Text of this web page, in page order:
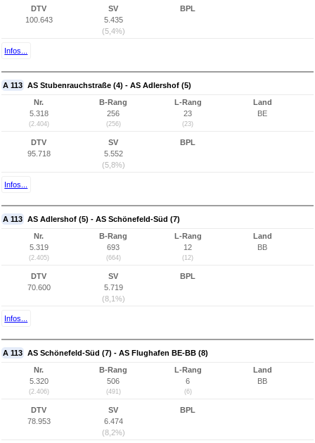
DTV
100.643
SV
5.435
(5,4%)
BPL
Infos...
A 113 AS Stubenrauchstraße (4) - AS Adlershof (5)
Nr.
5.318
(2.404)
B-Rang
256
(256)
L-Rang
23
(23)
Land
BE
DTV
95.718
SV
5.552
(5,8%)
BPL
Infos...
A 113 AS Adlershof (5) - AS Schönefeld-Süd (7)
Nr.
5.319
(2.405)
B-Rang
693
(664)
L-Rang
12
(12)
Land
BB
DTV
70.600
SV
5.719
(8,1%)
BPL
Infos...
A 113 AS Schönefeld-Süd (7) - AS Flughafen BE-BB (8)
Nr.
5.320
(2.406)
B-Rang
506
(491)
L-Rang
6
(6)
Land
BB
DTV
78.953
SV
6.474
(8,2%)
BPL